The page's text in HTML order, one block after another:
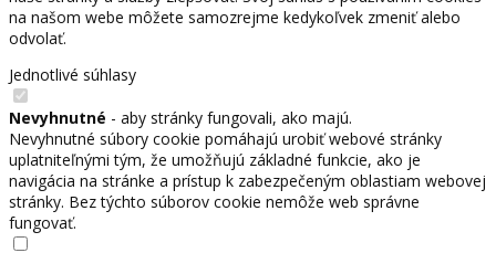
na našom webe môžete samozrejme kedykoľvek zmeniť alebo
odvolať.
Jednotlivé súhlasy
Nevyhnutné - aby stránky fungovali, ako majú.
Nevyhnutné súbory cookie pomáhajú urobiť webové stránky
uplatniteľnými tým, že umožňujú základné funkcie, ako je
navigácia na stránke a prístup k zabezpečeným oblastiam webovej
stránky. Bez týchto súborov cookie nemôže web správne
fungovať.